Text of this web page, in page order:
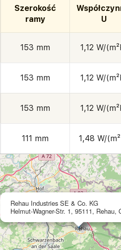
Szerokość
ramy
U
153 mm 1,12 W/
153 mm 1,12 W/
153 mm 1,12 W/
111 mm 1,48 W/
Rehau Industries SE & Co. KG
Helmut-Wagner-Str. 1, 95111, Rehau,